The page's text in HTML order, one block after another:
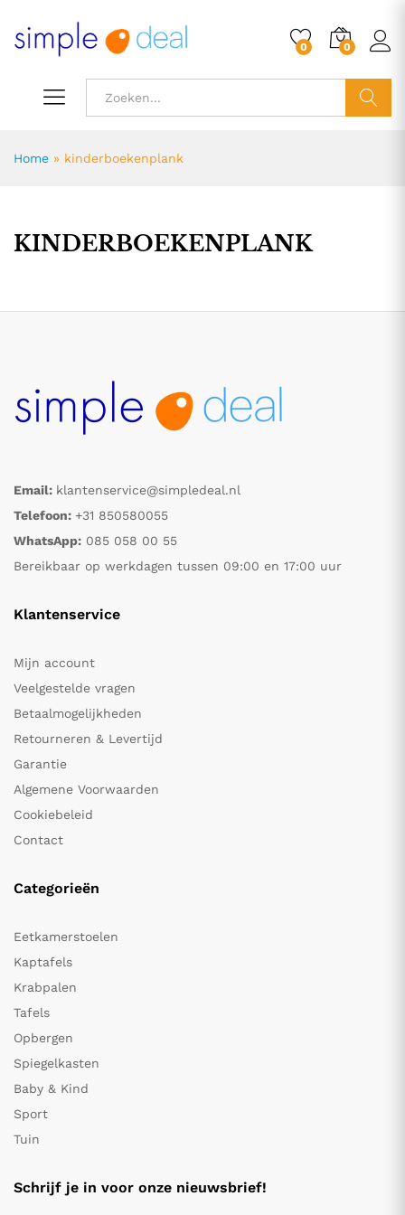
0 0
Home » kinderboekenplank
KINDERBOEKENPLANK
Email: klantenservice@simpledeal.nl
Telefoon: +31 850580055
WhatsApp: 085 058 00 55
Bereikbaar op werkdagen tussen 09:00 en 17:00 uur
Klantenservice
Mijn account
Veelgestelde vragen
Betaalmogelijkheden
Retourneren & Levertijd
Garantie
Algemene Voorwaarden
Cookiebeleid
Contact
Categorieën
Eetkamerstoelen
Kaptafels
Krabpalen
Tafels
Opbergen
Spiegelkasten
Baby & Kind
Sport
Tuin
Schrijf je in voor onze nieuwsbrief!